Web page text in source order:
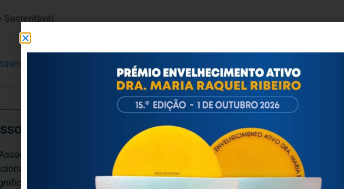
Sustentável
6-edicao-do-premio-saude-sustentavel-.aspx
Portuguesa de Psicogerontologia
Portuguesa de Psicogerontologia-APP, Instituição Particular de
dedica-se às questões biopsicológicas e sociais inerentes ao
respeito, saúde, autonomia, participação e segurança das pessoas